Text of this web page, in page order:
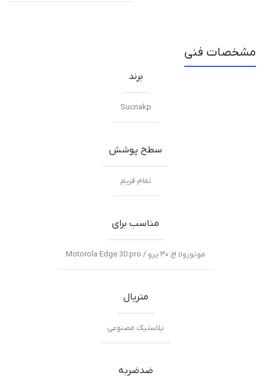
مشخصات فنی
برند
Sucnakp
سطح پوشش
تمام فریم
مناسب برای
موتورولا اج ۳۰ پرو / Motorola Edge 30 pro
متریال
پلاستیک مصنوعی
ضدضربه